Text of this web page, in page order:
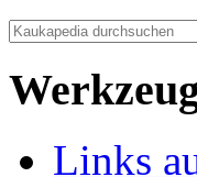
Links